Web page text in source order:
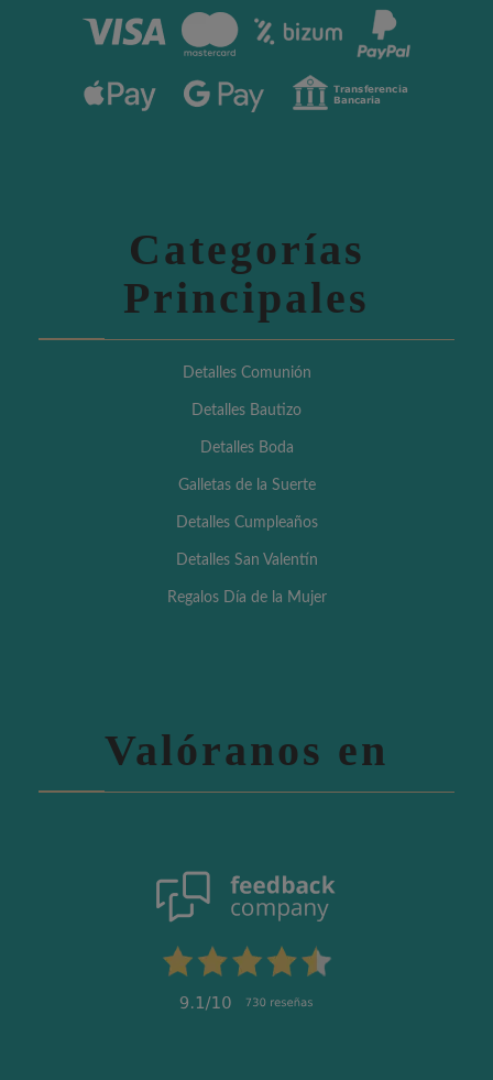
Categorías
Principales
Detalles Comunión
Detalles Bautizo
Detalles Boda
Galletas de la Suerte
Detalles Cumpleaños
Detalles San Valentín
Regalos Día de la Mujer
Valóranos en